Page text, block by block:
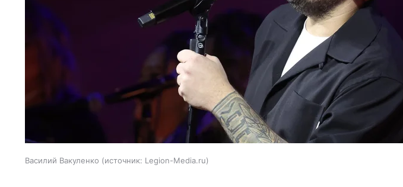
Василий Вакуленко источник: Legion-Media.ru